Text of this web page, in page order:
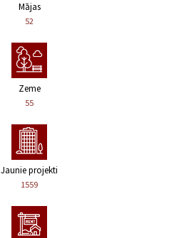
Mājas
52
Zeme
55
Jaunie projekti
1559